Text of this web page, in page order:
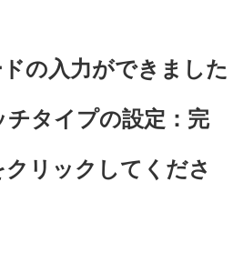
の入力ができました
チタイプの設定：完
リックしてくださ